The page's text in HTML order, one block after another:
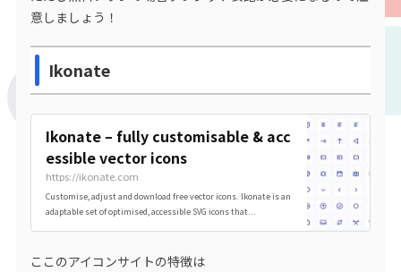
意しましょう！
Ikonate
Ikonate – fully customisable & acc
essible vector icons
https://ikonate.com
Customise, adjust and download free vector icons. Ikonate is an
adaptable set of optimised, accessible SVG icons that...
ここのアイコンサイトの特徴は